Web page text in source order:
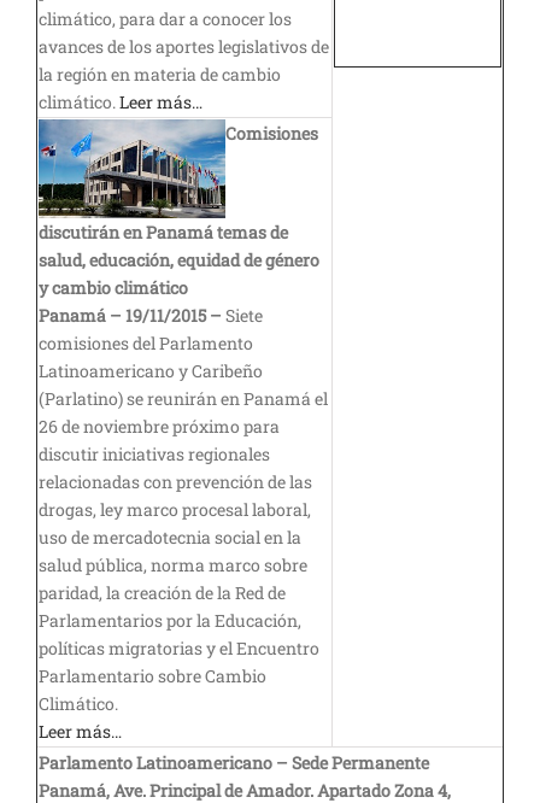
climático, para dar a conocer los
avances de los aportes legislativos de
la región en materia de cambio
climático.Leer más…
Comisiones
discutirán en Panamá temas de
salud, educación, equidad de género
y cambio climático
Panamá – 19/11/2015 – Siete
comisiones del Parlamento
Latinoamericano y Caribeño
(Parlatino) se reunirán en Panamá el
26 de noviembre próximo para
discutir iniciativas regionales
relacionadas con prevención de las
drogas, ley marco procesal laboral,
uso de mercadotecnia social en la
salud pública, norma marco sobre
paridad, la creación de la Red de
Parlamentarios por la Educación,
políticas migratorias y el Encuentro
Parlamentario sobre Cambio
Climático.
Leer más…
Parlamento Latinoamericano – Sede Permanente
Panamá, Ave. Principal de Amador. Apartado Zona 4,